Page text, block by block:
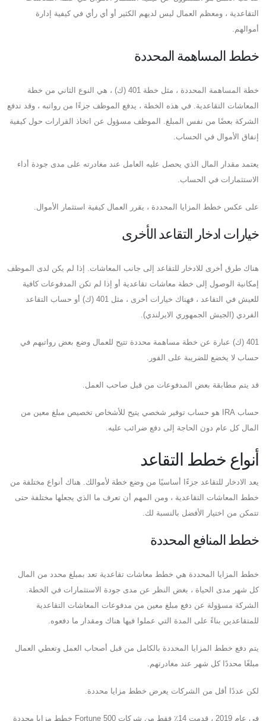
التقاعدية ، ومعظم العمال ليس لديهم الكثير أو أي رأي في كيفية إدارة
أموالهم.
خطط المساهمة المحددة
خطة المساهمة المحددة ، مثل خطة 401 (ك) ، هي النوع الثاني من خطة
المعاشات التقاعدية. في هذه الخطة ، يدفع الموظف جزءًا من رواتبه ، وقد تدفع
الشركة بعضًا من نفس المبلغ. الموظف مسؤول عن اتخاذ القرارات حول كيفية
إنفاق الأموال في الحساب.
يعتمد مقدار المال الذي يحصل عليه العامل عند مغادرته على مدى جودة أداء
الاستثمارات في الحساب.
على عكس خطط المزايا المحددة ، يقرر العمال كيفية استثمار الأموال.
خيارات ادخار التقاعد الأخرى
هناك طرق أخرى للادخار للتقاعد إلى جانب المعاشات. إذا لم يكن لدى الموظف
إمكانية الوصول إلى خطة معاشات تقاعدية أو إذا لم تكن المدفوعات كافية
للعيش في التقاعد ، فهناك خيارات أخرى ، مثل 401 (ك) أو حساب التقاعد
الفردي (الجيش الجمهوري الايرلندي).
401 (ك) عبارة عن خطة مساهمة محددة تتيح للعمال وضع بعض رواتبهم في
حساب لا يخضع للضريبة على الفور.
قد يتم مطابقة بعض المدفوعات من قبل صاحب العمل.
حساب IRA هو حساب توفير شخصي يتيح للأشخاص تخصيص مبلغ معين من
المال كل عام دون الحاجة إلى دفع ضرائب عليه.
أنواع خطط التقاعد
يعد الادخار للتقاعد جزءًا أساسيًا من وضع خطة لأموالك. هناك أنواع مختلفة من
خطط المعاشات التقاعدية ، ومن المهم أن تعرف ما الذي يجعلها مختلفة حتى
تتمكن من اختيار الأفضل بالنسبة لك.
خطط المنافع المحددة
خطط المزايا المحددة هي خطط معاشات تقاعدية تعد بمبلغ محدد من المال
كل شهر مدى الحياة ، بغض النظر عن مدى جودة الاستثمارات في الخطة.
الشركة مسؤولة عن دفع مبلغ معين من مدفوعات المعاشات التقاعدية
للمتقاعدين بناءً على المدة التي عملوا فيها هناك ومقدار ما دفعوه.
يتم دفع خطط المزايا المحددة بالكامل من قبل أصحاب العمل وتعطي العمال
مبلغًا محددًا كل شهر عند مغادرتهم.
لكن عددًا أقل من الشركات يعرض خطط مزايا محددة.
في عام 2019 ، قدمت 14٪ فقط من شركات Fortune 500 خطط مزايا محددة